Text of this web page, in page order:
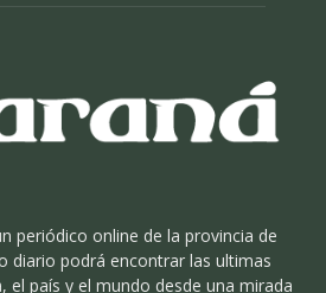
periódico online de la provincia de
diario podrá encontrar las ultimas
el país y el mundo desde una mirada